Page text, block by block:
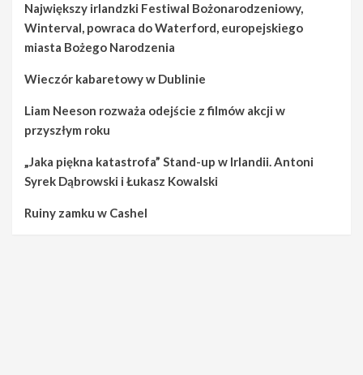
Największy irlandzki Festiwal Bożonarodzeniowy,
Winterval, powraca do Waterford, europejskiego
miasta Bożego Narodzenia
Wieczór kabaretowy w Dublinie
Liam Neeson rozważa odejście z filmów akcji w
przyszłym roku
„Jaka piękna katastrofa” Stand-up w Irlandii. Antoni
Syrek Dąbrowski i Łukasz Kowalski
Ruiny zamku w Cashel